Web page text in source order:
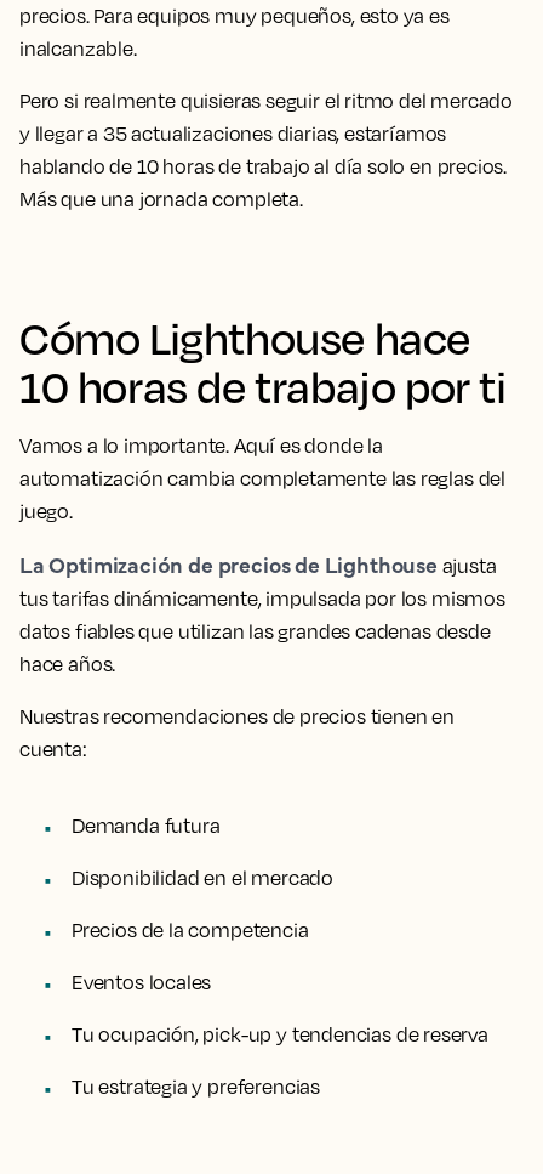
precios. Para equipos muy pequeños, esto ya es
inalcanzable.
Pero si realmente quisieras seguir el ritmo del mercado
y llegar a 35 actualizaciones diarias, estaríamos
hablando de 10 horas de trabajo al día solo en precios.
Más que una jornada completa.
Cómo Lighthouse hace
10 horas de trabajo por ti
Vamos a lo importante. Aquí es donde la
automatización cambia completamente las reglas del
juego.
La Optimización de precios de Lighthouse ajusta
tus tarifas dinámicamente, impulsada por los mismos
datos fiables que utilizan las grandes cadenas desde
hace años.
Nuestras recomendaciones de precios tienen en
cuenta:
Demanda futura
Disponibilidad en el mercado
Precios de la competencia
Eventos locales
Tu ocupación, pick-up y tendencias de reserva
Tu estrategia y preferencias